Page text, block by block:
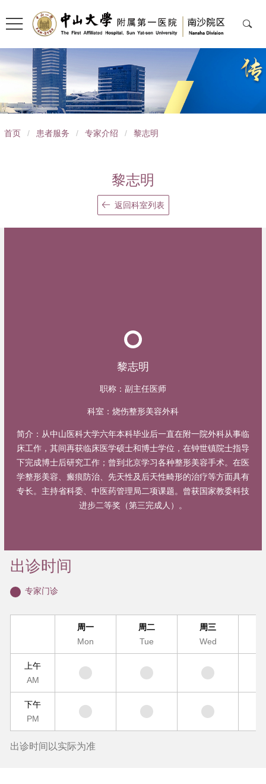
导
首页 / 患者服务 / 专家介绍 / 黎志明
黎志明
返回科室列表
黎志明
职称： 副主任医师
科室： 烧伤整形美容外科
简介： 从中山医科大学六年本科毕业后一直在附一院外科从事临
床工作，其间再获临床医学硕士和博士学位，在钟世镇院士指导
下完成博士后研究工作；曾到北京学习各种整形美容手术。在医
学整形美容、瘢痕防治、先天性及后天性畸形的治疗等方面具有
专长。主持省科委、中医药管理局二项课题。曾获国家教委科技
进步二等奖（第三完成人）。
出诊时间
专家门诊
周一
Mon
周二
Tue
周三
Wed
上午
AM
下午
PM
出诊时间以实际为准